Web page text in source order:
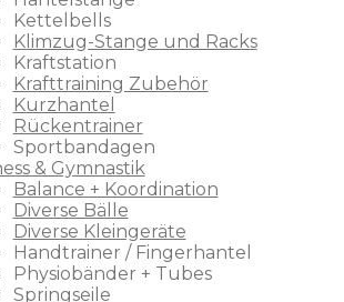
Kettelbells
Klimzug-Stange und Racks
Kraftstation
Krafttraining Zubehör
Kurzhantel
Rückentrainer
Sportbandagen
& Gymnastik
Balance + Koordination
Diverse Bälle
Diverse Kleingeräte
Handtrainer / Fingerhantel
Physiobänder + Tubes
Springseile